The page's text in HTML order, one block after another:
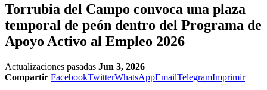
Torrubia del Campo convoca una plaza
temporal de peón dentro del Programa de
Apoyo Activo al Empleo 2026
Actualizaciones pasadas Jun 3, 2026
Compartir FacebookTwitterWhatsAppEmailTelegramImprimir